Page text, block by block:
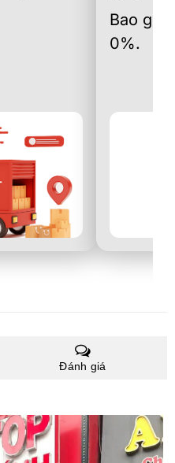
Bao
0%.
Đánh giá